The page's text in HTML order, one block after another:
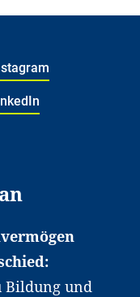
deine
an
Bildung und